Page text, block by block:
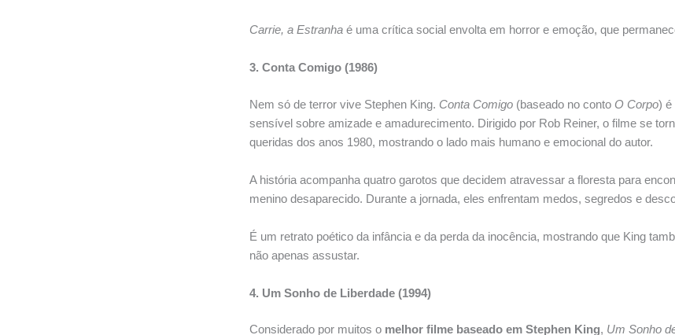
Carrie, a Estranha é uma crítica social envolta em horror e emoção, que
3. Conta Comigo (1986)
Nem só de terror vive Stephen King. Conta Comigo (baseado no conto O Corpo) é
sensível sobre amizade e amadurecimento. Dirigido por Rob Reiner, o filme se
queridas dos anos 1980, mostrando o lado mais humano e emocional do autor.
A história acompanha quatro garotos que decidem atravessar a floresta para
menino desaparecido. Durante a jornada, eles enfrentam medos, segredos e
É um retrato poético da infância e da perda da inocência, mostrando que King
não apenas assustar.
4. Um Sonho de Liberdade (1994)
Considerado por muitos o melhor filme baseado em Stephen King, Um Sonho